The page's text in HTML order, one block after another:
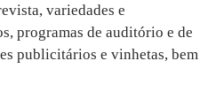
variedades e
programas de auditório e de
publicitários e vinhetas, bem